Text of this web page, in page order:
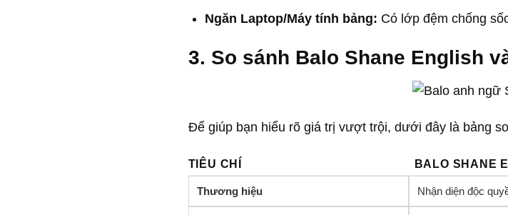
Ngăn Laptop/Máy tính bảng: Có lớp đệm chống
3. So sánh Balo Shane English
Để giúp bạn hiểu rõ giá trị vượt trội, dưới đây là bảng
TIÊU CHÍ BALO SHANE
Thương hiệu Nhận diện độc